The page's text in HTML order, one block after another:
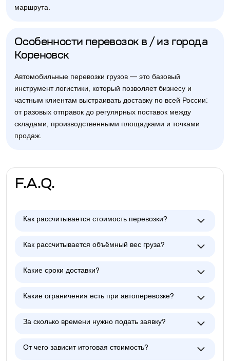
маршрута.
Особенности перевозок в / из города
Кореновск
Автомобильные перевозки грузов — это базовый
инструмент логистики, который позволяет бизнесу и
частным клиентам выстраивать доставку по всей России:
от разовых отправок до регулярных поставок между
складами, производственными площадками и точками
продаж.
F.A.Q.
Как рассчитывается стоимость перевозки?
Как рассчитывается объёмный вес груза?
Какие сроки доставки?
Какие ограничения есть при автоперевозке?
За сколько времени нужно подать заявку?
От чего зависит итоговая стоимость?